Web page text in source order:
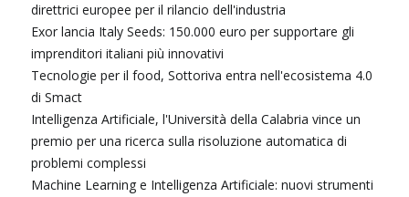
direttrici europee per il rilancio dell'industria
Exor lancia Italy Seeds: 150.000 euro per supportare gli
imprenditori italiani più innovativi
Tecnologie per il food, Sottoriva entra nell'ecosistema 4.0
di Smact
Intelligenza Artificiale, l'Università della Calabria vince un
premio per una ricerca sulla risoluzione automatica di
problemi complessi
Machine Learning e Intelligenza Artificiale: nuovi strumenti